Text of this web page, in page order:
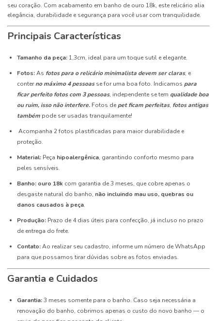
seu coração. Com acabamento em banho de ouro 18k, este relicário alia
elegância, durabilidade e segurança para você usar com tranquilidade.
Principais Características
Tamanho da peça: 1,3cm, ideal para um toque sutil e elegante.
Fotos:As fotos para o relicário minimalista devem ser claras, e
conterno máximo 4 pessoasse for uma boa foto. Indicamos para
ficar perfeito fotos com 3 pessoas, independente se tem qualidade boa
ou ruim, isso não interfere. Fotos de pet ficam perfeitas, fotos antigas
também pode ser usadas tranquilamente!
Acompanha 2 fotos plastificadas para maior durabilidade e
proteção.
Material: Peça hipoalergênica, garantindo conforto mesmo para
peles sensíveis.
Banho: ouro 18k com garantia de 3 meses, que cobre apenas o
desgaste natural do banho, não incluindo mau uso, quebras ou
danos causados à peça.
Produção: Prazo de 4 dias úteis para confecção, já incluso no prazo
de entrega do frete.
Contato:Ao realizar seu cadastro, informe um número de WhatsApp
para que possamos tirar dúvidas sobre as fotos enviadas.
Garantia e Cuidados
Garantia:3 meses somente para o banho. Caso seja necessária a
renovação do banho, cobrimos apenas o custo do novo banho — o